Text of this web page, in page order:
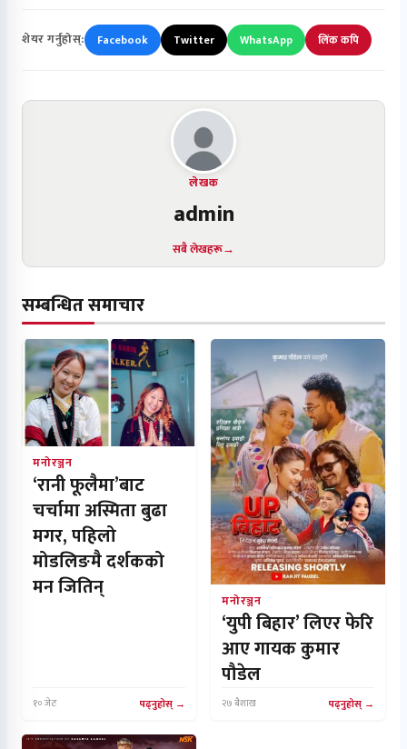
शेयर गर्नुहोस्: Facebook Twitter WhatsApp लिंक कपि
लेखक
admin
सबै लेखहरू
सम्बन्धित समाचार
मनोरञ्जन
‘रानी फूलैमा’बाट
चर्चामा अस्मिता बुढा
मगर, पहिलो
मोडलिङमै दर्शकको
मन जितिन्
१० जेठ पढ्नुहोस्
मनोरञ्जन
‘युपी बिहार’ लिएर फेरि
आए गायक कुमार
पौडेल
२७ बैशाख पढ्नुहोस्